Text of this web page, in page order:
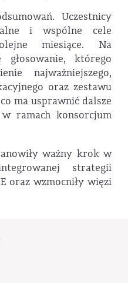
Uczestnicy
i wspólne cele
miesiące. Na
głosowanie, którego
najważniejszego,
oraz zestawu
ma usprawnić dalsze
ramach konsorcjum
ważny krok w
strategii
oraz wzmocniły więzi